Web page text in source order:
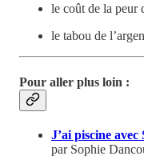
le coût de la peur
le tabou de
Pour aller plus loin :
J’ai piscine avec
par Sophie